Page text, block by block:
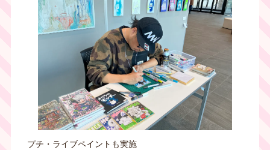
プチ・ライブペイントも実施